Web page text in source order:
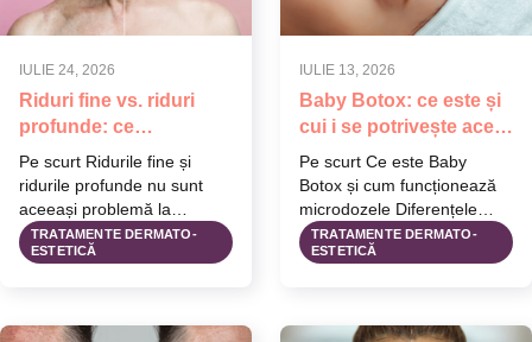
IULIE 24, 2026
Riduri fine vs. riduri
profunde: ce
tratamente se potrivesc
fiecărui caz
Pe scurt Ridurile fine și
ridurile profunde nu sunt
aceeași problemă la
intensități diferite — au
mecanisme…
TRATAMENTE DERMATO-
ESTETICĂ
IULIE 13, 2026
Baby Botox: ce este și
cui i se potrivește acest
tratament estetic
preventiv?
Pe scurt Ce este Baby
Botox și cum funcționează
microdozele Diferențele
dintre tratamentul clasic și
tehnica Baby…
TRATAMENTE DERMATO-
ESTETICĂ